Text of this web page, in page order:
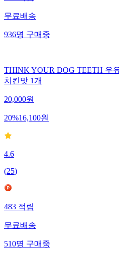
무료배송
936명 구매중
THINK YOUR DOG TEETH 우
치킨맛 1개
20,000원
20%16,100원
4.6
(25)
483 적립
무료배송
510명 구매중